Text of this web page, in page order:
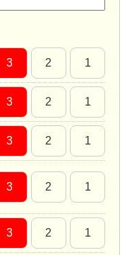
3 2 1
3 2 1
3 2 1
3 2 1
3 2 1